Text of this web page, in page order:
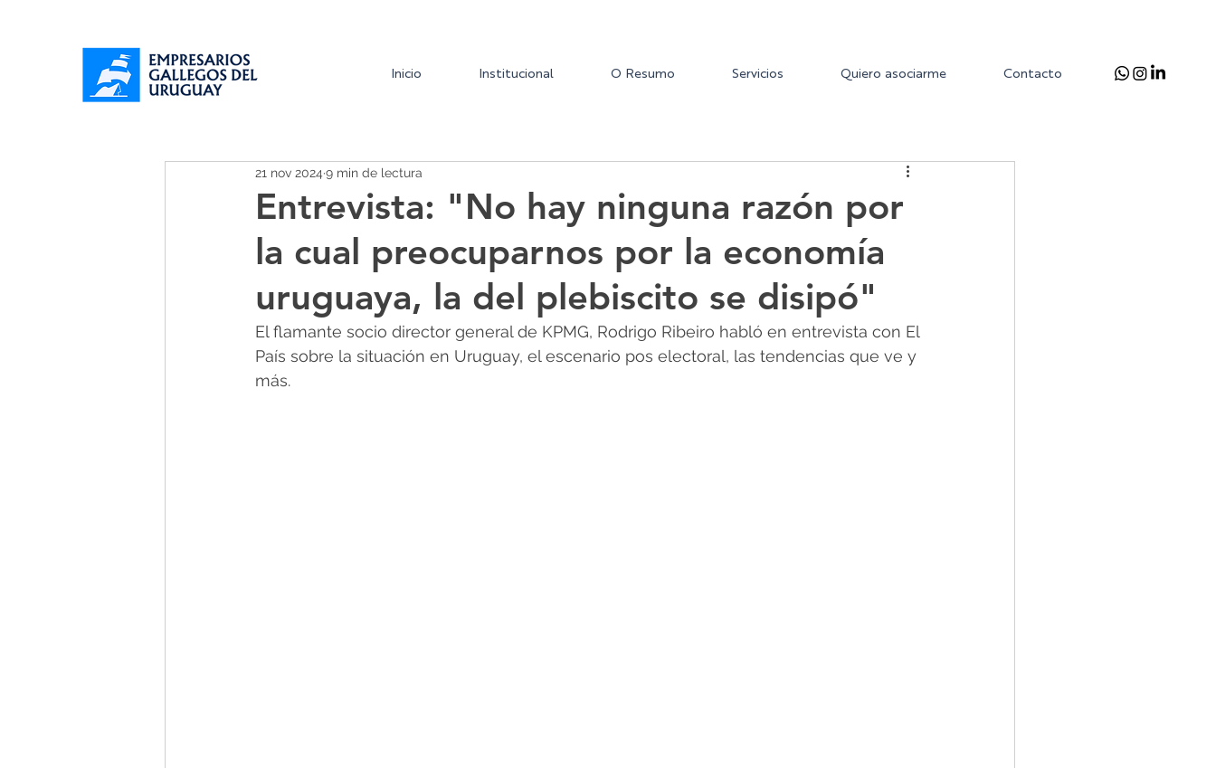
Inicio Institucional O Resumo Servicios Quiero asociarme Contacto
Entrevista: "No hay ninguna razón por
la cual preocuparnos por la economía
uruguaya, la del plebiscito se disipó"
21 nov 2024 9 min de lectura
El flamante socio director general de KPMG, Rodrigo Ribeiro habló en entrevista con El
País sobre la situación en Uruguay, el escenario pos electoral, las tendencias que ve y
más.